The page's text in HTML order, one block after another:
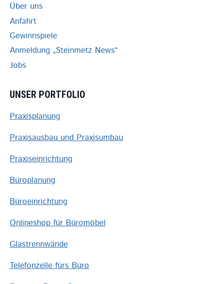
Über uns
Anfahrt
Gewinnspiele
Anmeldung „Steinmetz News“
Jobs
UNSER PORTFOLIO
Praxisplanung
Praxisausbau und Praxisumbau
Praxiseinrichtung
Büroplanung
Büroeinrichtung
Onlineshop für Büromöbel
Glastrennwände
Telefonzelle fürs Büro